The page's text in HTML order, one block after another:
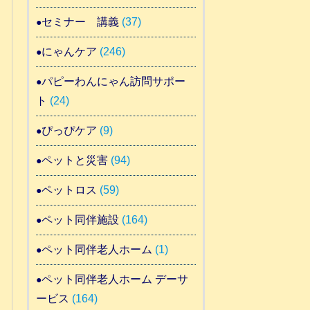
セミナー 講義(37)
にゃんケア (246)
パピーわんにゃん訪問サポー
ト (24)
ぴっぴケア (9)
ペットと災害(94)
ペットロス (59)
ペット同伴施設 (164)
ペット同伴老人ホーム (1)
ペット同伴老人ホーム デーサ
ービス (164)